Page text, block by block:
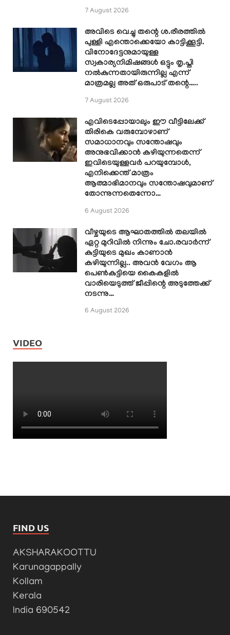
7 August 2026
അവിടെ വെച്ചു തന്റെ ശ.രീരത്തിൽ
പുള്ളി എന്തൊക്കെയോ കാട്ടിക്കൂട്ടി.
വിനോദേട്ടനുമായുള്ള
സ്വകാര്യനിമിഷങ്ങൾ ഒട്ടും തൃ.പ്തി
നൽകുന്നതായിരുന്നില്ല എന്ന്
മാത്രമല്ല അത് ഒരുപാട് തന്റെ…..
7 August 2026
എവിടെപ്പോയാലും ഈ വീട്ടിലേക്ക്
തിരികെ വരുമ്പോഴാണ്
സമാധാനവും സന്തോഷവും
അനുഭവിക്കാൻ കഴിയുന്നതെന്ന്
ഇവിടെയുള്ളവർ പറയുമ്പോൾ,
എനിക്കെന്ത് മാത്രം
ആത്മാഭിമാനവും സന്തോഷവുമാണ്
തോന്നുന്നതെന്നോ…
6 August 2026
വീഴ്ചയുടെ ആഘാതത്തിൽ തലയിൽ
ഏറ്റ മുറിവിൽ നിന്നും ചോ.രവാർന്ന്
കുട്ടിയുടെ മുഖം കാണാൻ
കഴിയുന്നില്ല.. അവൻ വേഗം ആ
പെൺകുട്ടിയെ കൈകളിൽ
വാരിയെടുത്ത് ജീപ്പിന്റെ അടുത്തേക്ക്
നടന്നു…
6 August 2026
VIDEO
FIND US
AKSHARAKOOTTU
Karunagappally
Kollam
Kerala
India 690542